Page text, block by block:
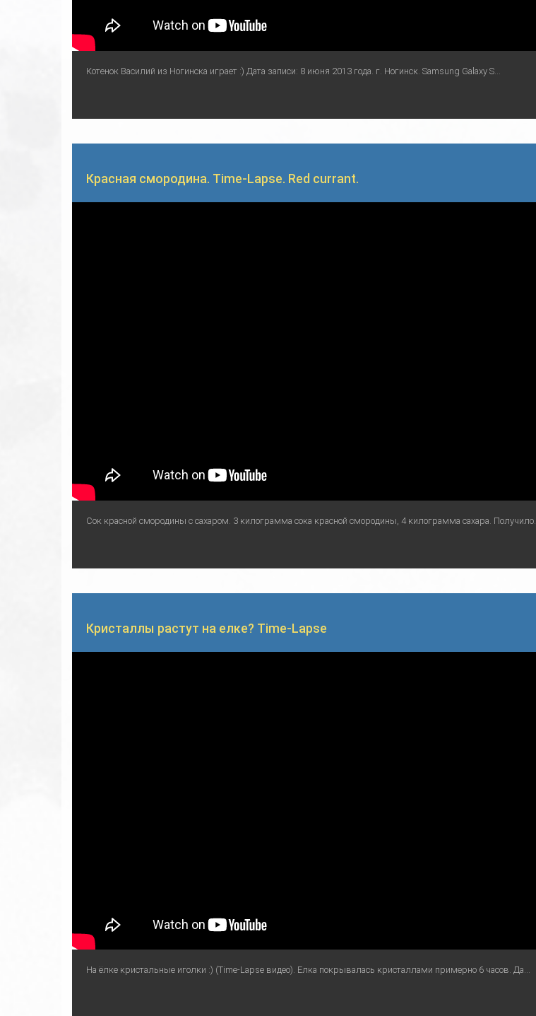
Котенок Василий из Ногинска играет :) Дата записи: 8 июня 2013 года. г. Ногинск. Samsung Galaxy S...
Красная смородина. Time-Lapse. Red currant.
Сок красной смородины с сахаром. 3 килограмма сока красной смородины, 4 килограмма сахара. Получило...
Кристаллы растут на елке? Time-Lapse
На ёлке кристальные иголки :) (Time-Lapse видео). Елка покрывалась кристаллами примерно 6 часов. Да...